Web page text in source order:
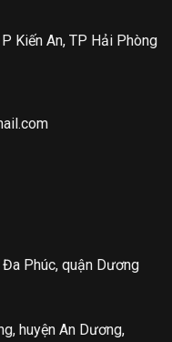
Kiến An, TP Hải Phòng
Phúc, quận Dương
huyện An Dương,